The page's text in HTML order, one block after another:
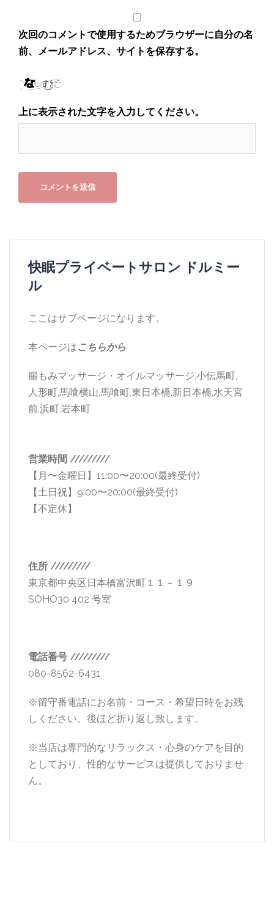
次回のコメントで使用するためブラウザーに自分の名
前、メールアドレス、サイトを保存する。
上に表示された文字を入力してください。
快眠プライベートサロン ドルミー
ル
ここはサブページになります。
本ページはこちらから
腸もみマッサージ・オイルマッサージ,小伝馬町,
人形町,馬喰横山,馬喰町,東日本橋,新日本橋,水天宮
前,浜町,岩本町
営業時間 /////////
【月〜金曜日】11:00〜20:00(最終受付)
【土日祝】9:00〜20:00(最終受付)
【不定休】
住所 /////////
東京都中央区日本橋富沢町１１－１９
SOHO30 402 号室
電話番号 /////////
080-8562-6431
※留守番電話にお名前・コース・希望日時をお残
しください。後ほど折り返し致します。
※当店は専門的なリラックス・心身のケアを目的
としており、性的なサービスは提供しておりませ
ん。